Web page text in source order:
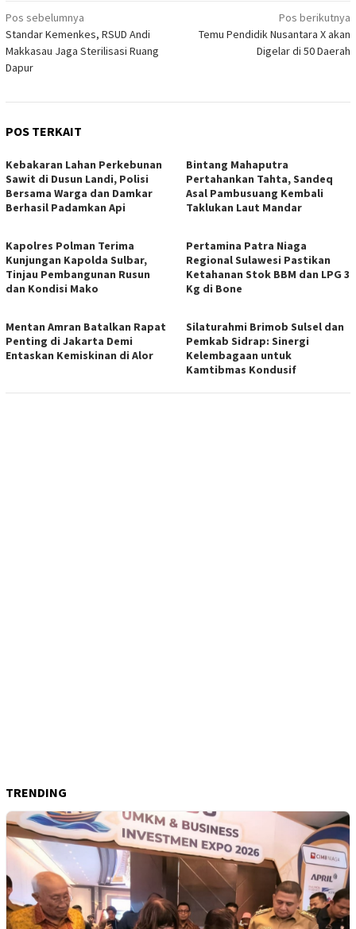
Navigasi
pos
Pos sebelumnya
Standar Kemenkes, RSUD Andi
Makkasau Jaga Sterilisasi Ruang
Dapur
Pos berikutnya
Temu Pendidik Nusantara X akan
Digelar di 50 Daerah
POS TERKAIT
Kebakaran Lahan Perkebunan
Sawit di Dusun Landi, Polisi
Bersama Warga dan Damkar
Berhasil Padamkan Api
Bintang Mahaputra
Pertahankan Tahta, Sandeq
Asal Pambusuang Kembali
Taklukan Laut Mandar
Kapolres Polman Terima
Kunjungan Kapolda Sulbar,
Tinjau Pembangunan Rusun
dan Kondisi Mako
Pertamina Patra Niaga
Regional Sulawesi Pastikan
Ketahanan Stok BBM dan LPG 3
Kg di Bone
Mentan Amran Batalkan Rapat
Penting di Jakarta Demi
Entaskan Kemiskinan di Alor
Silaturahmi Brimob Sulsel dan
Pemkab Sidrap: Sinergi
Kelembagaan untuk
Kamtibmas Kondusif
TRENDING